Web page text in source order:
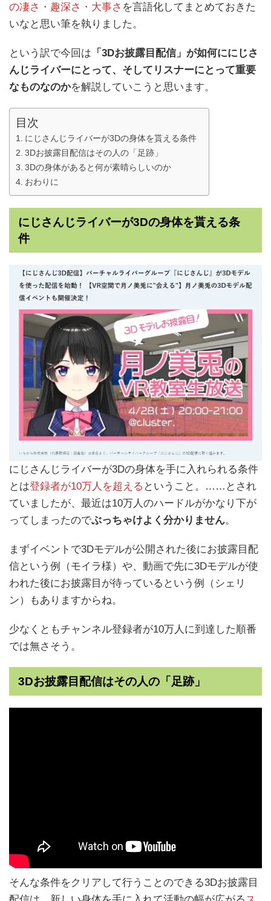
の凄さ・趣深さ・大事さ を言語化してまとめておきた
いなと思い筆を執りました。
という訳で今回は 「3Dお披露目配信」が如何ににじさ
んじライバーにとって、そしてリスナーにとって重要
なものなのかを解説していこうと思います。
目次
にじさんじライバーが3Dの身体を貰える条件
3Dお披露目配信はその人の「足跡」
3Dの身体があると何が素晴らしいのか
おわりに
にじさんじライバーが3Dの身体を貰える条
件
にじさんじライバーが3Dの身体を手に入れられる条件
とは登録者が10万人を超える ということ。……とされ
ていましたが、最近は10万人のハードルがかなり下が
ってしまったのでぶっちゃけよく分かりません。
まずイベントで3Dモデルが公開された後にお披露目配
信という例（モイラ様）や、動画で先に3Dモデルが使
われた後にお披露目が待っているという例（シェリ
ン）もありますからね。
少なくともチャンネル登録者が10万人に到達した順番
では無さそう。
3Dお披露目配信はその人の「足跡」
そんな条件をクリアして行うことのできる3Dお披露目